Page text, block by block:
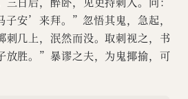
安’来拜。”忽悟其鬼，急起，
刺几上，泯然而没。取刺视之，书
放胜。”暴谬之夫，为鬼揶揄，可